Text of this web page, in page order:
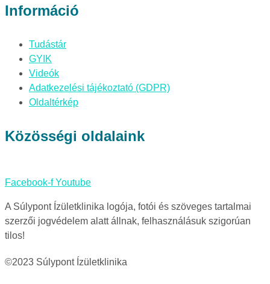
Információ
Tudástár
GYIK
Videók
Adatkezelési tájékoztató (GDPR)
Oldaltérkép
Közösségi oldalaink
Facebook-f Youtube
A Súlypont Ízületklinika logója, fotói és szöveges tartalmai
szerzői jogvédelem alatt állnak, felhasználásuk szigorúan
tilos!
©2023 Súlypont Ízületklinika